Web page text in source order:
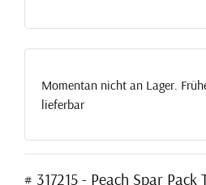
Momentan nicht an Lager.
lieferbar
# 317215 - Peach Spar